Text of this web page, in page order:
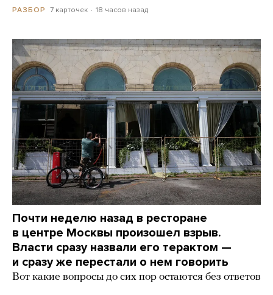
РАЗБОР 7 карточек 18 часов назад
Почти неделю назад в ресторане
в центре Москвы произошел взрыв.
Власти сразу назвали его терактом —
и сразу же перестали о нем говорить
Вот какие вопросы до сих пор остаются без ответов